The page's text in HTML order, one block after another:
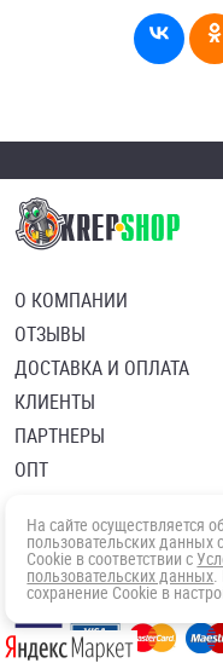
О КОМПАНИИ
ОТЗЫВЫ
ДОСТАВКА И ОПЛАТА
КЛИЕНТЫ
ПАРТНЕРЫ
ОПТ
Политика в отношении
Согласие посетителя
На сайте осуществляется
пользовательских данных
Cookie в соответствии с
пользовательских данных.
сохранение Cookie в